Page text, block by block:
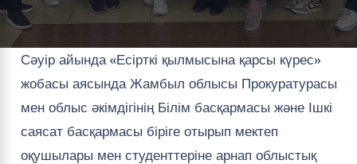
Сәуір айында «Есірткі қылмысына қарсы күрес»
жобасы аясында Жамбыл облысы Прокуратурасы
мен облыс әкімдігінің Білім басқармасы және Ішкі
саясат басқармасы біріге отырып мектеп
оқушылары мен студенттеріне арнап облыстық